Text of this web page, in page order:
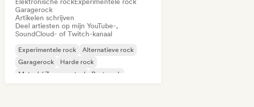
Garagerock
Artikelen schrijven
Deel artiesten op mijn YouTube-,
SoundCloud- of Twitch-kanaal
Experimentele rock
Alternatieve rock
Garagerock
Harde rock
Metaal / Zwaar metaal
Post punk